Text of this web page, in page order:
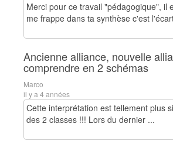
Merci pour ce travail "pédagogique", il
me frappe dans ta synthèse c'est
Ancienne alliance, nouvelle
comprendre en 2 schémas
Marco
il y a 4 années
Cette interprétation est tellement plus
des 2 classes !!! Lors du dernier ...